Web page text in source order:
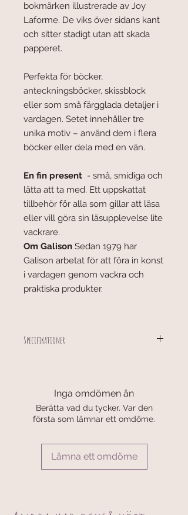
bokmärken illustrerade av Joy
Laforme. De viks över sidans kant
och sitter stadigt utan att skada
papperet.
Perfekta för böcker,
anteckningsböcker, skissblock
eller som små färgglada detaljer i
vardagen. Setet innehåller tre
unika motiv – använd dem i flera
böcker eller dela med en vän.
En fin present - små, smidiga och
lätta att ta med. Ett uppskattat
tillbehör för alla som gillar att läsa
eller vill göra sin läsupplevelse lite
vackrare.
Om Galison Sedan 1979 har
Galison arbetat för att föra in konst
i vardagen genom vackra och
praktiska produkter.
Specifikationer
Inga omdömen än
Berätta vad du tycker. Var den
första som lämnar ett omdöme.
Lämna ett omdöme